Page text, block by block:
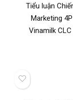
Tiểu luận
Marketing
Vinamilk CLC